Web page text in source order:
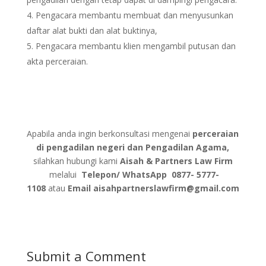
Pengacara membantu membuat dan menyusunkan
daftar alat bukti dan alat buktinya,
Pengacara membantu klien mengambil putusan dan
akta perceraian.
Apabila anda ingin berkonsultasi mengenai perceraian
di pengadilan negeri dan Pengadilan Agama,
silahkan hubungi kami Aisah & Partners Law Firm
melalui Telepon/ WhatsApp 0877- 5777-
1108atau Email aisahpartnerslawfirm@gmail.com
Submit a Comment